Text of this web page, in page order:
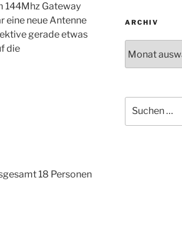
144Mhz Gateway
eine neue Antenne
gerade etwas
die
18 Personen
ARCHIV
nach: